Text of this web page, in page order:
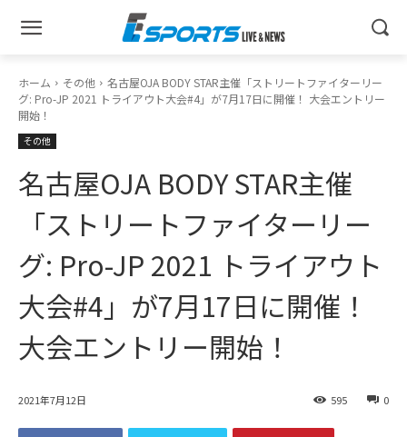
ホーム その他
名古屋OJA BODY STAR主催「ストリートファイターリー
グ: Pro-JP 2021 トライアウト大会#4」が7月17日に開催！ 大会エントリー
開始！
その他
名古屋OJA BODY STAR主催
「ストリートファイターリー
グ: Pro-JP 2021 トライアウト
大会#4」が7月17日に開催！
大会エントリー開始！
2021年7月12日 0
595